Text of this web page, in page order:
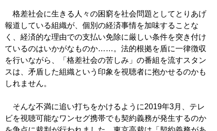
格差社会に生きる人々の困窮を社会問題としてとりあげ
報道している組織が、個別の経済事情を加味することな
く、経済的な理由での支払い免除に厳しい条件を突き付け
ているのはいかがなものか……。法的根拠を盾に一律徴収
を行いながら、「格差社会の苦しみ」の番組を流すスタン
スは、矛盾した組織という印象を視聴者に抱かせるのかも
しれません。
そんな不満に追い打ちをかけるように2019年3月、テレ
ビを視聴可能なワンセグ携帯でも契約義務が発生するのか